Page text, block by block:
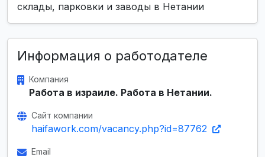
склады, парковки и заводы в Нетании
Информация о работодателе
Компания
Работа в израиле. Работа в Нетании.
Сайт компании
haifawork.com/vacancy.php?id=87762
Email